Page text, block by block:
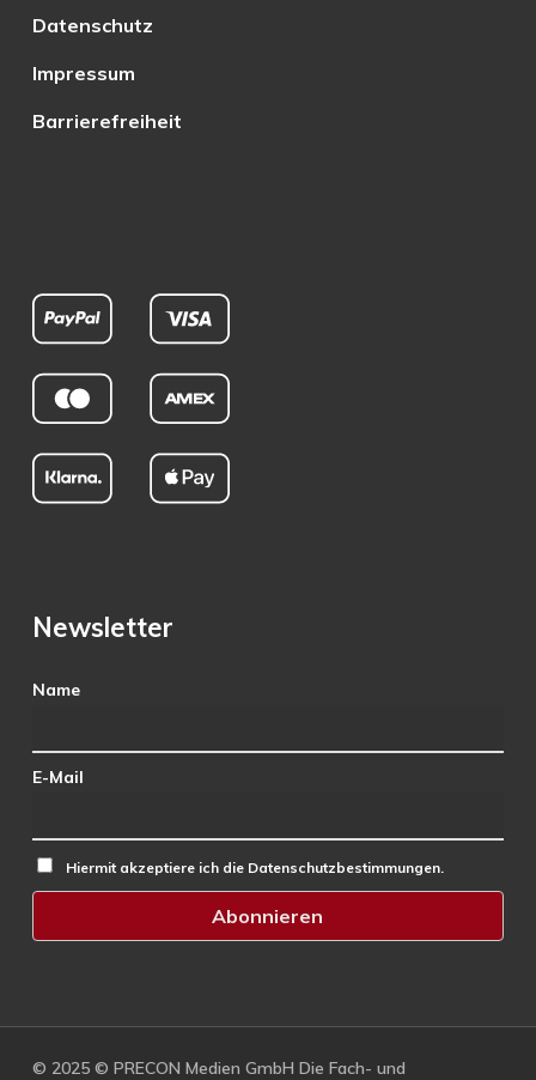
Datenschutz
Impressum
Barrierefreiheit
Newsletter
Name
E-Mail
Hiermit akzeptiere ich die Datenschutzbestimmungen.
© 2025 © PRECON Medien GmbH Die Fach- und